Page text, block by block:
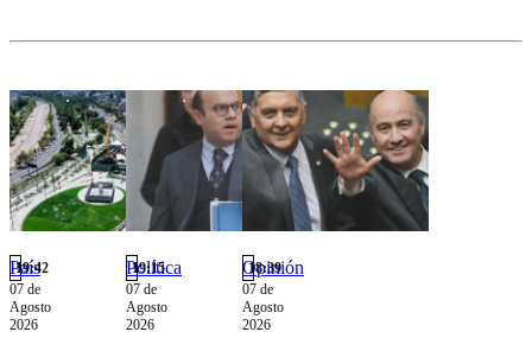
País
19:42
07 de
Agosto
2026
Política
19:15
07 de
Agosto
2026
Opinión
18:39
07 de
Agosto
2026